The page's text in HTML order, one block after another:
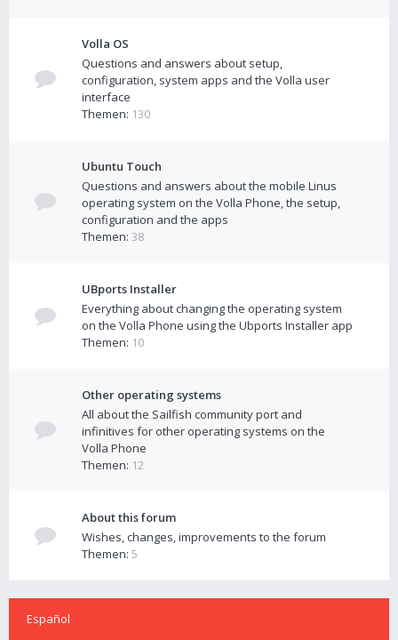
Volla OS
Questions and answers about setup,
configuration, system apps and the Volla user
interface
Themen: 130
Ubuntu Touch
Questions and answers about the mobile Linus
operating system on the Volla Phone, the setup,
configuration and the apps
Themen: 38
UBports Installer
Everything about changing the operating system
on the Volla Phone using the Ubports Installer app
Themen: 10
Other operating systems
All about the Sailfish community port and
infinitives for other operating systems on the
Volla Phone
Themen: 12
About this forum
Wishes, changes, improvements to the forum
Themen: 5
Español